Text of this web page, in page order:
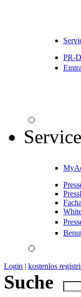
PR-
Login | kostenlos
Suche